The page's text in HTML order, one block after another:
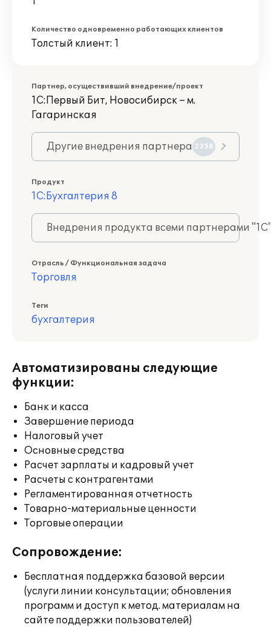
Количество одновременно работающих клиентов
Толстый клиент: 1
Партнер, осуществивший внедрение/проект
1С:Первый Бит, Новосибирск – м.
Гагаринская
Другие внедрения партнера 2358
Продукт
1С:Бухгалтерия 8
Внедрения продукта всеми партнерами
Отрасль / Функциональная задача
Торговля
Теги
бухгалтерия
Автоматизированы следующие
функции:
Банк и касса
Завершение периода
Налоговый учет
Основные средства
Расчет зарплаты и кадровый учет
Расчеты с контрагентами
Регламентированная отчетность
Товарно-материальные ценности
Торговые операции
Сопровождение:
Бесплатная поддержка базовой версии
(услуги линии консультации; обновления
программ и доступ к метод. материалам на
сайте поддержки пользователей)